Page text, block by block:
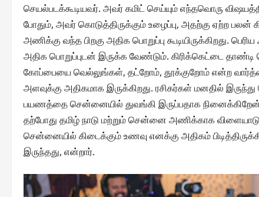
செயல்படக்கூடியவர். அவர் கமிட் செய்யும் எந்தவொரு
போதும், அவர் கொடுத்திருக்கும் உழைப்பு, அதற்கு ஏற்ற
அணிக்கு வந்த பிறகு அதிக பொறுப்பு கூடியிருக்கிறது.
அதிக பொறுப்புடன் இருக்க வேண்டும். கிரிக்கெட்டை
கோப்பையை வெல்லுங்கள், தட்றோம், தூக்குறோம் என்ற
அளவுக்கு அதிகமாக இருக்கிறது. ரசிகர்கள் மனதில்
பயணத்தை சென்னையில் துவங்கி இருப்பதாக நினைக்கிறேன்.
தற்போது தமிழ் நாடு மற்றும் சென்னை அணிக்காக
சென்னையில் கிடைக்கும் உணவு எனக்கு அதிகம்
இருந்தது, என்றார்.